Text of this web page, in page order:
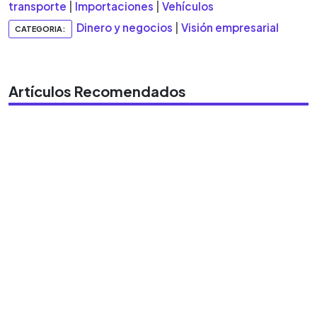
transporte Importaciones Vehículos
CATEGORIA: Dinero y negocios Visión empresarial
Artículos Recomendados